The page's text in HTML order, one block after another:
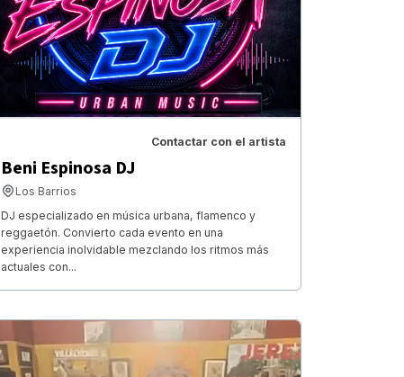
Contactar con el artista
Beni Espinosa DJ
Los Barrios
DJ especializado en música urbana, flamenco y
reggaetón. Convierto cada evento en una
experiencia inolvidable mezclando los ritmos más
actuales con...